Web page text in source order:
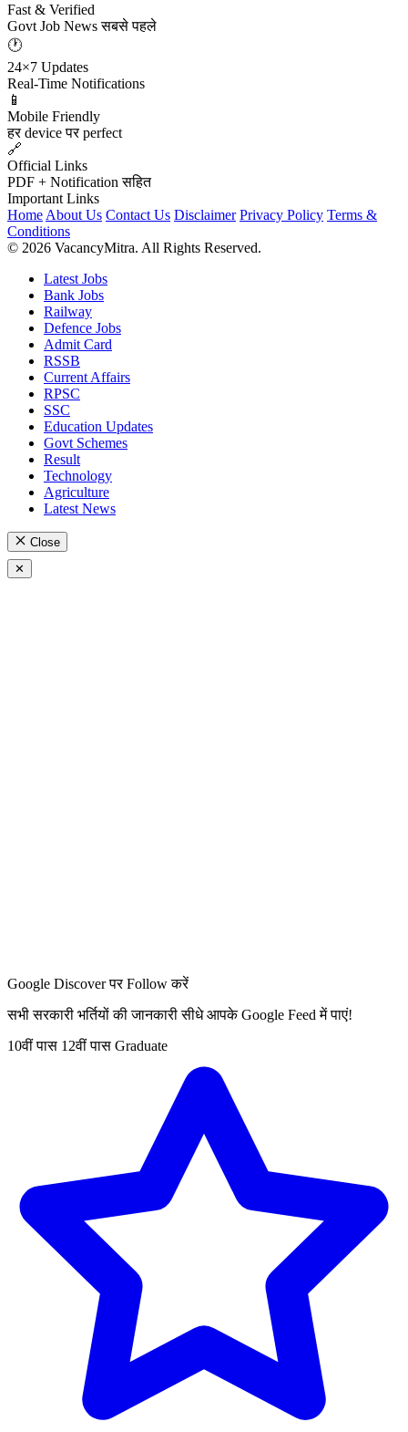
Fast & Verified
Govt Job News सबसे पहले
🕐
24×7 Updates
Real-Time Notifications
📱
Mobile Friendly
हर device पर perfect
🔗
Official Links
PDF + Notification सहित
Important Links
Home About Us Contact Us Disclaimer Privacy Policy Terms &
Conditions
© 2026 VacancyMitra. All Rights Reserved.
Latest Jobs
Bank Jobs
Railway
Defence Jobs
Admit Card
RSSB
Current Affairs
RPSC
SSC
Education Updates
Govt Schemes
Result
Technology
Agriculture
Latest News
Close
✕
Google Discover पर Follow करें
सभी सरकारी भर्तियों की जानकारी सीधे आपके Google Feed में पाएं!
10वीं पास 12वीं पास Graduate